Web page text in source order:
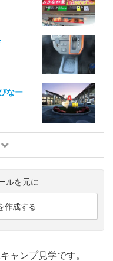
なー
ルを元に
作成する
ャンプ見学です。